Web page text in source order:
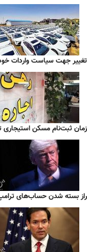
تغییر جهت سیاست واردات
زمان ثبت‌نام مسکن
راز بسته شدن حساب‌های